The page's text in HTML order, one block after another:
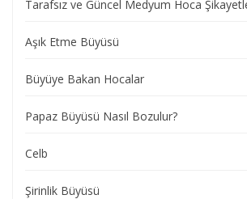
Tarafsız ve Güncel Medyum Hoca
Aşık Etme Büyüsü
Büyüye Bakan Hocalar
Papaz Büyüsü Nasıl Bozulur?
Celb
Şirinlik Büyüsü